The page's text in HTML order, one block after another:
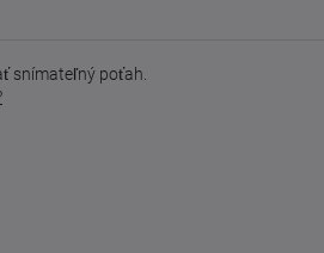
snímateľný poťah.